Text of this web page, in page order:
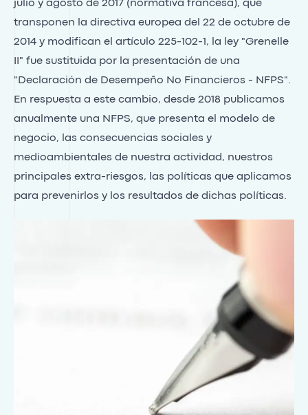
julio y agosto de 2017 (normativa francesa), que
transponen la directiva europea del 22 de octubre de
2014 y modifican el artículo 225-102-1, la ley "Grenelle
II" fue sustituida por la presentación de una
"Declaración de Desempeño No Financieros - NFPS".
En respuesta a este cambio, desde 2018 publicamos
anualmente una NFPS, que presenta el modelo de
negocio, las consecuencias sociales y
medioambientales de nuestra actividad, nuestros
principales extra-riesgos, las políticas que aplicamos
para prevenirlos y los resultados de dichas políticas.